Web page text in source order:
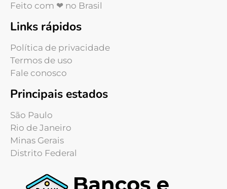
Feito com ❤ no Brasil
Links rápidos
Política de privacidade
Termos de uso
Fale conosco
Principais estados
São Paulo
Rio de Janeiro
Minas Gerais
Distrito Federal